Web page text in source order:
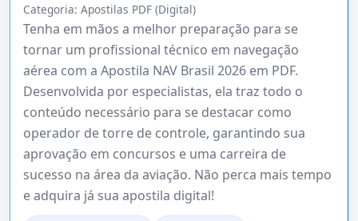
Categoria: Apostilas PDF (Digital)
Tenha em mãos a melhor preparação para se
tornar um profissional técnico em navegação
aérea com a Apostila NAV Brasil 2026 em PDF.
Desenvolvida por especialistas, ela traz todo o
conteúdo necessário para se destacar como
operador de torre de controle, garantindo sua
aprovação em concursos e uma carreira de
sucesso na área da aviação. Não perca mais tempo
e adquira já sua apostila digital!